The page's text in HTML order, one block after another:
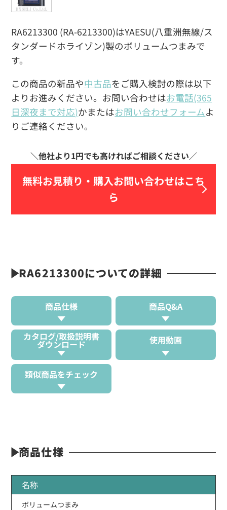
RA6213300 (RA-6213300)はYAESU(八重洲無線/ス
タンダードホライゾン)製のボリュームつまみで
す。
この商品の新品や中古品をご購入検討の際は以下
よりお進みください。お問い合わせはお電話(365
日深夜まで対応)かまたはお問い合わせフォームよ
りご連絡ください。
無料お見積り・ 購入お問い合わせはこち
ら
RA6213300についての詳細
商品仕様 商品Q&A
カタログ/取扱説明書
ダウンロード 使用動画
類似商品をチェック
商品仕様
名称
ボリュームつまみ